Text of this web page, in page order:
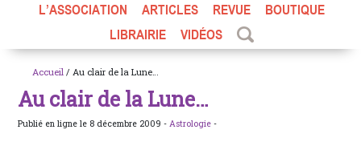
L’ASSOCIATION ARTICLES REVUE
BOUTIQUE
LIBRAIRIE
VIDÉOS
Accueil / Au clair de la Lune…
Au clair de la Lune…
Publié en ligne le 8 décembre 2009 -Astrologie -